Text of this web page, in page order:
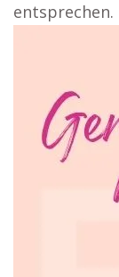
entsprechen.